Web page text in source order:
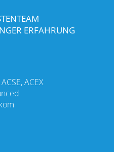
ERFAHRUNG
ACEX